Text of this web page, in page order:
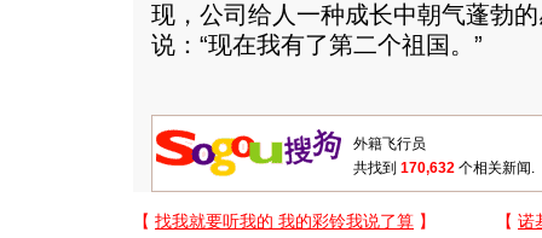
现，公司给人一种成长中朝气蓬勃
说：“现在我有了第二个祖国。”
共找到 170,632 个相关新闻.